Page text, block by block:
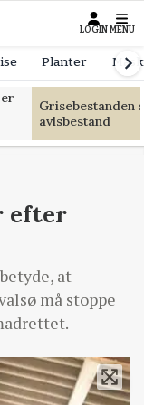
LOGIN MENU
Planter
Grisebestanden
avlsbestand
efter
at
må stoppe